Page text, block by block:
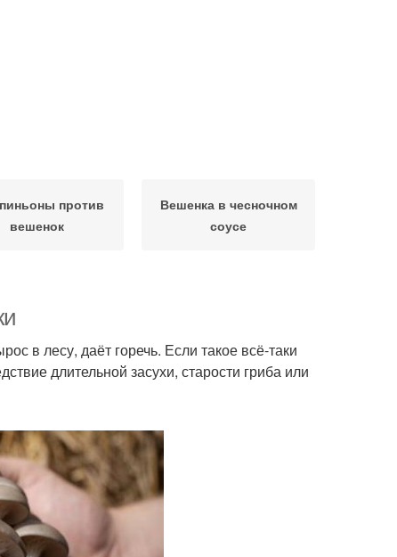
против
вешенок
Вешенка в чесночном
соусе
в лесу, даёт горечь. Если такое всё-таки
длительной засухи, старости гриба или